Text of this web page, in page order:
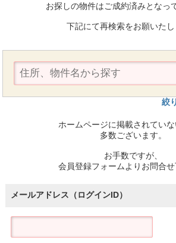
お探しの物件はご成約済みとなっ
下記にて再検索をお願いたし
絞
ホームページに掲載されてい
多数ございます。
お手数ですが、
会員登録フォームよりお問合せ
メールアドレス（ログインID）